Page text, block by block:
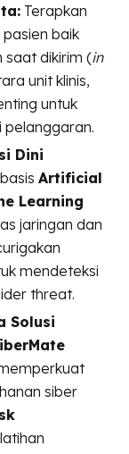
Terapkan
baik
saat dikirim (in
unit klinis,
untuk
Dini
Artificial
Learning
jaringan dan
mendeteksi
threat.
Solusi
siber